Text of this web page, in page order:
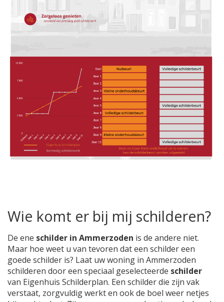
Wie komt er bij mij schilderen?
De ene schilder in Ammerzoden is de andere niet.
Maar hoe weet u van tevoren dat een schilder een
goede schilder is? Laat uw woning in Ammerzoden
schilderen door een speciaal geselecteerde schilder
van Eigenhuis Schilderplan. Een schilder die zijn vak
verstaat, zorgvuldig werkt en ook de boel weer netjes